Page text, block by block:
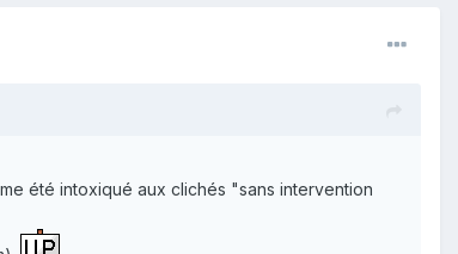
été intoxiqué aux clichés "sans intervention